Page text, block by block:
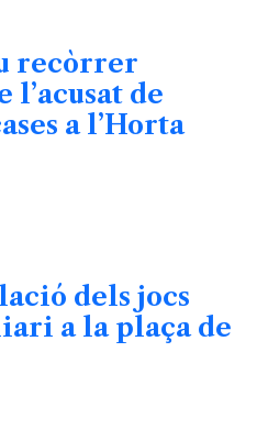
recòrrer
l’acusat de
a l’Horta
dels jocs
a la plaça de